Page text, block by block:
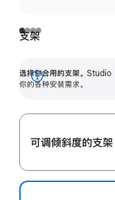
支架
选择你合用的支架。 Studio
你的各种安装需求。
展
可调倾斜度的支架